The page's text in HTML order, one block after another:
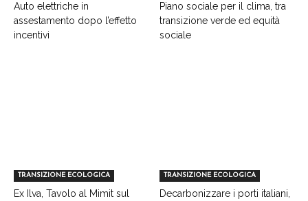
Auto elettriche in
assestamento dopo l’effetto
incentivi
Piano sociale per il clima, tra
transizione verde ed equità
sociale
TRANSIZIONE ECOLOGICA
Ex Ilva, Tavolo al Mimit sul
TRANSIZIONE ECOLOGICA
Decarbonizzare i porti italiani,